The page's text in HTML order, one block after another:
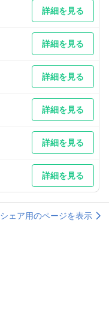
詳細を見る
詳細を見る
詳細を見る
詳細を見る
詳細を見る
詳細を見る
シェア用のページを表示